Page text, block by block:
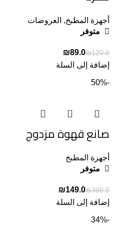
أجهزة المطبخ, العروضات
متوفر
₪120.0
₪89.0
إضافة إلى السلة
-50%
صانع قهوة مزدوج
أجهزة المطبخ
متوفر
₪300.0
₪149.0
إضافة إلى السلة
-34%